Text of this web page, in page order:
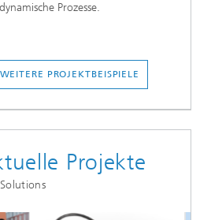
Prozesse.
PROJEKTBEISPIELE
Projekte